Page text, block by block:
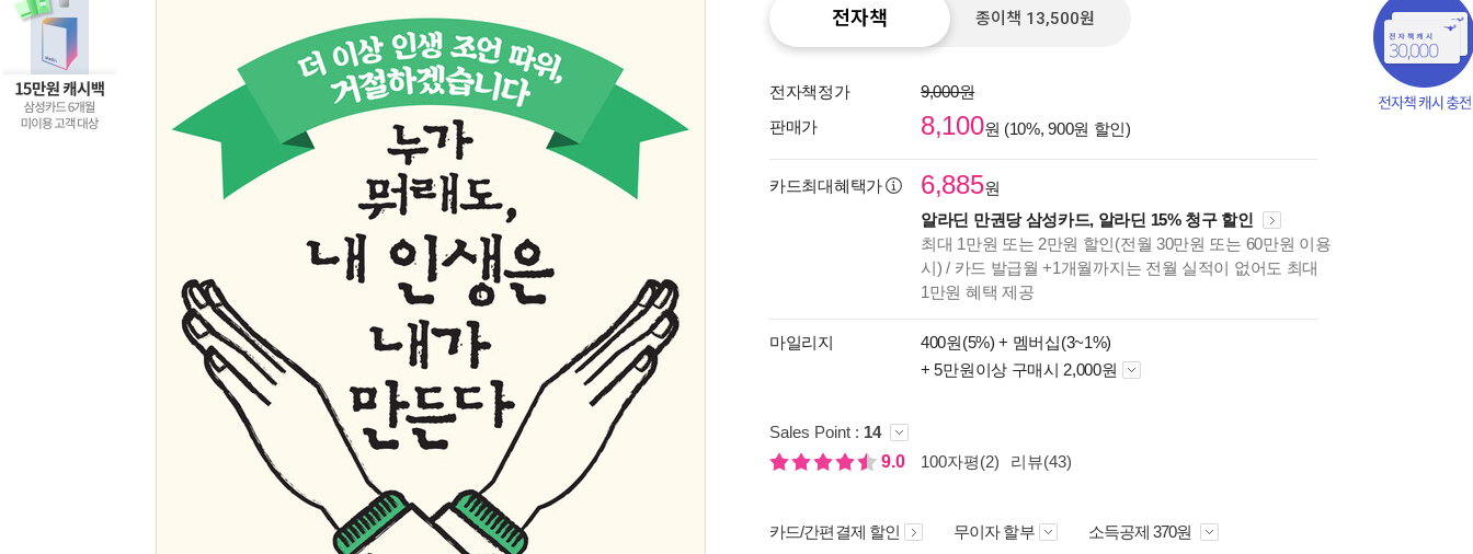
종이책의
전자책 종이책 13,500원
전자책정가
9,000원
판매가
8,100원 (10%, 900원 할인)
카드최대혜택가 6,885원
알라딘 만권당 삼성카드, 알라딘 15% 청구 할인
최대 1만원 또는 2만원 할인(전월 30만원 또는 60만원 이용
시) / 카드 발급월 +1개월까지는 전월 실적이 없어도 최대
1만원 혜택 제공
마일리지 400원(5%) + 멤버십(3~1%)
+ 5만원이상 구매시 2,000원
Sales Point : 14
9.0
100자평(2) 리뷰(43)
카드/간편결제 할인 무이자 할부 소득공제 370원